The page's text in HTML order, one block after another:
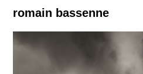
romain bassenne